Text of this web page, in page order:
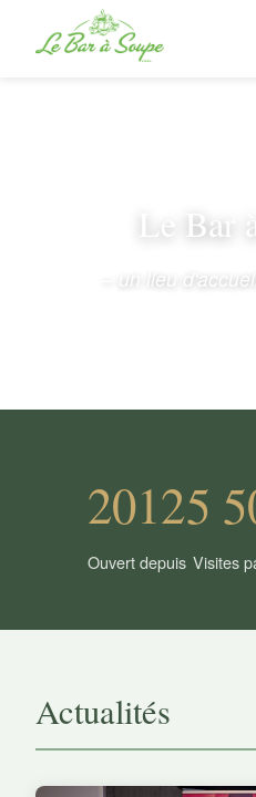
Le Bar
– un lieu
2012
Ouvert depuis
5
Visites
Actualités